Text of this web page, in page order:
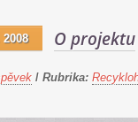
O projektu
2008
/ Rubrika: